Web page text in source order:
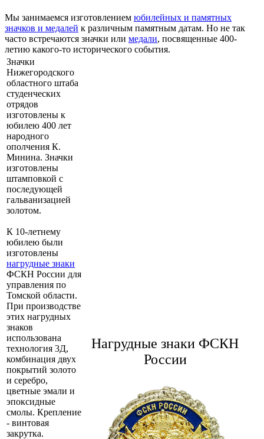
Мы занимаемся изготовлением юбилейных и памятных
значков и медалей к различным памятным датам. Но не так
часто встречаются значки или медали, посвященные 400-
летию какого-то исторического события.
Значки
Нижегородского
областного штаба
студенческих
отрядов
изготовлены к
юбилею 400 лет
народного
ополчения К.
Минина. Значки
изготовлены
штамповкой с
последующей
гальванизацией
золотом.
К 10-летнему
юбилею были
изготовлены
нагрудные знаки
ФСКН России для
управления по
Томской области.
При производстве
этих нагрудных
знаков
использована
технология 3Д,
комбинация двух
покрытий золото
и серебро,
цветные эмали и
эпоксидные
смолы. Крепление
- винтовая
закрутка.
Нагрудные знаки ФСКН
России